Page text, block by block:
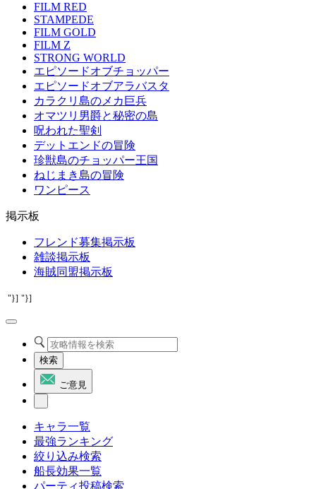
FILM RED
STAMPEDE
FILM GOLD
FILM Z
STRONG WORLD
エピソードオブチョッパー
エピソードオブアラバスタ
カラクリ島のメカ巨兵
オマツリ男爵と秘密の島
呪われた聖剣
デットエンドの冒険
珍獣島のチョッパー王国
ねじまき島の冒険
ワンピース
掲示板
フレンド募集掲示板
雑談掲示板
海賊同盟掲示板
"}] "}]
検索
ご意見
キャラ一覧
最強ランキング
絞り込み検索
船長効果一覧
パーティ投稿検索